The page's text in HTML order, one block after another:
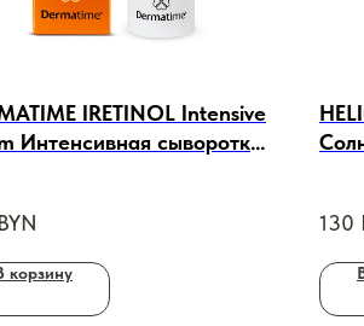
IRETINOL Intensive
Интенсивная сыворотка
корзину
130